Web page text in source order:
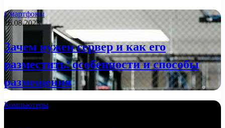
Смартфоны
16.08.2023
Зачем нужен сервер и как его
разместить: особенности и способы
размещения
Компьютеры